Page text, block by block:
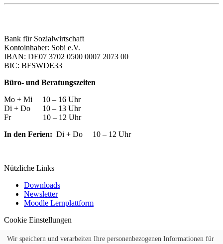
Bank für Sozialwirtschaft
Kontoinhaber: Sobi e.V.
IBAN: DE07 3702 0500 0007 2073 00
BIC: BFSWDE33
Büro- und Beratungszeiten
Mo + Mi 10 – 16 Uhr
Di + Do 10 – 13 Uhr
Fr 10 – 12 Uhr
In den Ferien: Di + Do 10 – 12 Uhr
Nützliche Links
Downloads
Newsletter
Moodle Lernplattform
Cookie Einstellungen
Widerrufsformular
Wir speichern und verarbeiten Ihre personenbezogenen Informationen für